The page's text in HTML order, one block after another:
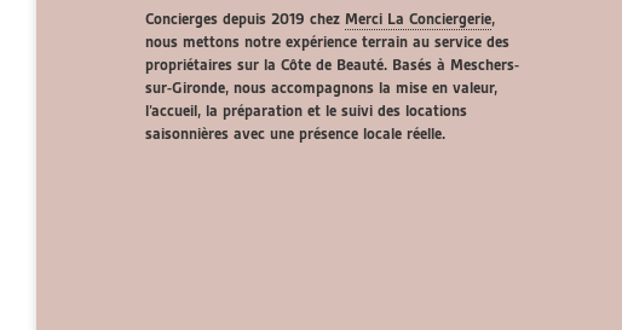
Concierges depuis 2019 chez Merci La Conciergerie,
nous mettons notre expérience terrain au service des
propriétaires sur la Côte de Beauté. Basés à Meschers-
sur-Gironde, nous accompagnons la mise en valeur,
l’accueil, la préparation et le suivi des locations
saisonnières avec une présence locale réelle.